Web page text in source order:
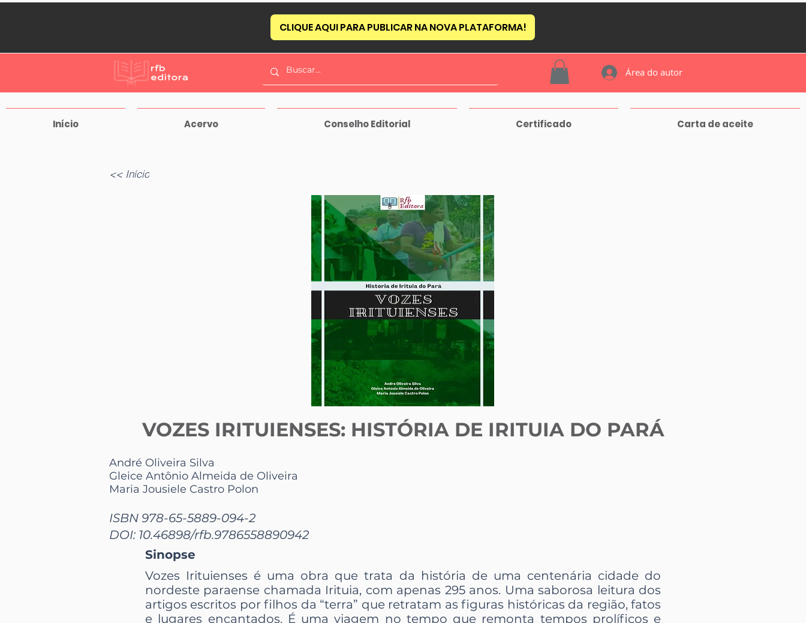
CLIQUE AQUI PARA PUBLICAR NA NOVA PLATAFORMA!
Área do autor
Início Acervo Conselho Editorial Certificado Carta de aceite
<< Início
VOZES IRITUIENSES: HISTÓRIA DE IRITUIA DO PARÁ
André Oliveira Silva
Gleice Antônio Almeida de Oliveira
Maria Jousiele Castro Polon
ISBN 978-65-5889-094-2
DOI: 10.46898/rfb.9786558890942
Sinopse
Vozes Irituienses é uma obra que trata da história de uma centenária cidade do
nordeste paraense chamada Irituia, com apenas 295 anos. Uma saborosa leitura dos
artigos escritos por filhos da “terra” que retratam as figuras históricas da região, fatos
e lugares encantados. É uma viagem no tempo que remonta tempos prolíficos e